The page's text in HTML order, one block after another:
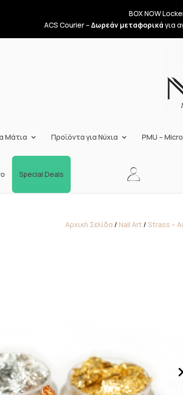
BOX NOW
ACS Courier – Δωρεάν μεταφορικά για
Μάτια Προϊόντα για Νύχια PMU –
Special Deals
Αρχική Σελίδα / Nail Art / Strass –